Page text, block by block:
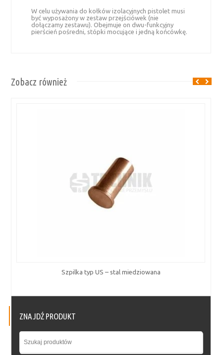
W celu używania do kołków izolacyjnych pistolet musi
być wyposażony w zestaw przejściówek (nie
dołączamy zestawu). Obejmuje on dwu-funkcyjny
pierścień pośredni, stópki mocujące i jedną końcówkę.
Zobacz również
Szpilka typ US – stal miedziowana
ZNAJDŹ PRODUKT